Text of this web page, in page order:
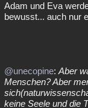
Adam und Eva
bewusst... auch nur
@unecopine: Aber
Menschen? Aber
keine Seele und die